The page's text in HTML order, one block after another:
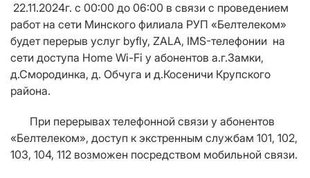
22.11.2024г. с 00:00 до 06:00 в связи с проведением
работ на сети Минского филиала РУП «Белтелеком»
будет перерыв услуг byfly, ZALA, IMS-телефонии на
сети доступа Home Wi-Fi у абонентов а.г.Замки,
д.Смородинка, д. Обчуга и д.Косеничи Крупского
района.
При перерывах телефонной связи у абонентов
«Белтелеком», доступ к экстренным службам 101, 102,
103, 104, 112 возможен посредством мобильной связи.